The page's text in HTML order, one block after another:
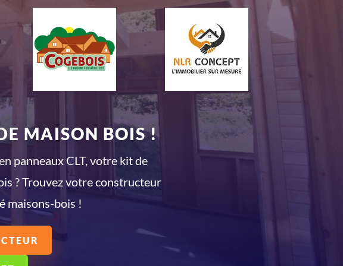
MAISON BOIS !
panneaux CLT, votre kit de
? Trouvez votre constructeur
maisons-bois !